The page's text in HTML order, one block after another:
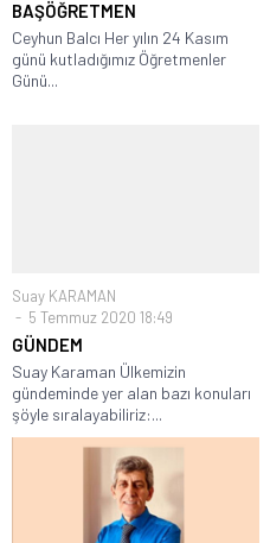
BAŞÖĞRETMEN
Ceyhun Balcı Her yılın 24 Kasım
günü kutladığımız Öğretmenler
Günü...
Suay KARAMAN
5 Temmuz 2020 18:49
GÜNDEM
Suay Karaman Ülkemizin
gündeminde yer alan bazı konuları
şöyle sıralayabiliriz:...